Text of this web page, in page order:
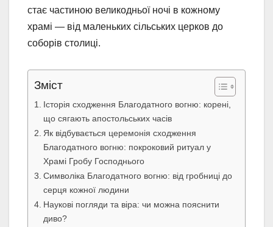
стає частиною великодньої ночі в кожному
храмі — від маленьких сільських церков до
соборів столиці.
Зміст
Історія сходження Благодатного вогню: корені,
що сягають апостольських часів
Як відбувається церемонія сходження
Благодатного вогню: покроковий ритуал у
Храмі Гробу Господнього
Символіка Благодатного вогню: від гробниці до
серця кожної людини
Наукові погляди та віра: чи можна пояснити
диво?